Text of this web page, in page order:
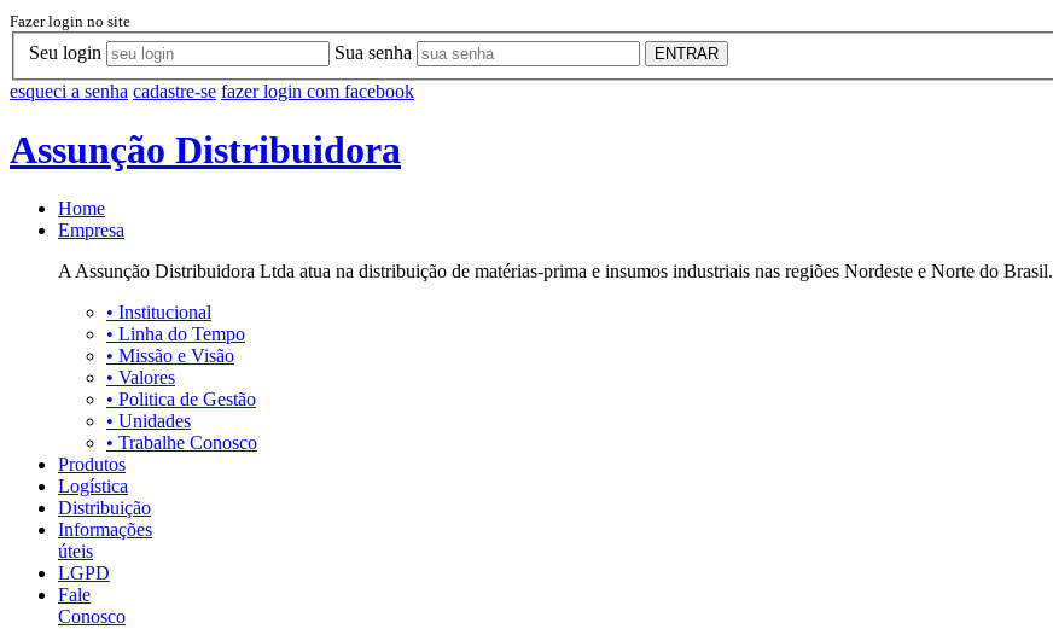
Fazer login no site
Seu login Sua senha ENTRAR
esqueci a senha cadastre-se fazer login com facebook
Assunção Distribuidora
Home
Empresa
A Assunção Distribuidora Ltda atua na distribuição de matérias-prima e insumos industriais nas regiões Nordeste e Norte do Brasil.
• Institucional
• Linha do Tempo
• Missão e Visão
• Valores
• Politica de Gestão
• Unidades
• Trabalhe Conosco
Produtos
Logística
Distribuição
Informações
úteis
LGPD
Fale
Conosco